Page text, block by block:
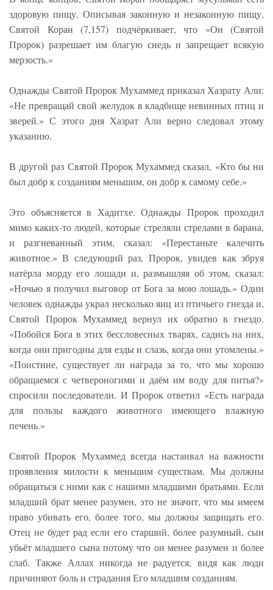
здоровую пищу. Описывая законную и незаконную пищу,
Святой Коран (7,157) подчёркивает, что «Он (Святой
Пророк) разрешает им благую снедь и запрещает всякую
мерзость.»
Однажды Святой Пророк Мухаммед приказал Хазрату Али:
«Не превращай свой желудок в кладбище невинных птиц и
зверей.» С этого дня Хазрат Али верно следовал этому
указанию.
В другой раз Святой Пророк Мухаммед сказал, «Кто бы ни
был добр к созданиям меньшим, он добр к самому себе.»
Это объясняется в Хадитхе. Однажды Пророк проходил
мимо каких-то людей, которые стреляли стрелами в барана,
и разгневанный этим, сказал: «Перестаньте калечить
животное.» В следующий раз, Пророк, увидев как збруя
натёрла морду его лошади и, размышляя об этом, сказал:
«Ночью я получил выговор от Бога за мою лошадь.» Один
человек однажды украл несколько яиц из птичьего гнезда и,
Святой Пророк Мухаммед вернул их обратно в гнездо.
«Побойся Бога в этих бессловесных тварях, садись на них,
когда они пригодны для езды и слазь, когда они утомлены.»
«Поистине, существует ли награда за то, что мы хорошо
обращаемся с четвероногими и даём им воду для питья?»
спросили последователи. И Пророк ответил «Есть награда
для пользы каждого животного имеющего влажную
печень.»
Святой Пророк Мухаммед всегда настаивал на важности
проявления милости к меньшим существам. Мы должны
обращаться с ними как с нашими младшими братьями. Если
младший брат менее разумен, это не значит, что мы имеем
право убивать его, более того, мы должны защищать его.
Отец не будет рад если его старший, более разумный, сын
убьёт младшего сына потому что он менее разумен и более
слаб. Также Аллах никогда не радуется, видя как люди
причиняют боль и страдания Его младшим созданиям.